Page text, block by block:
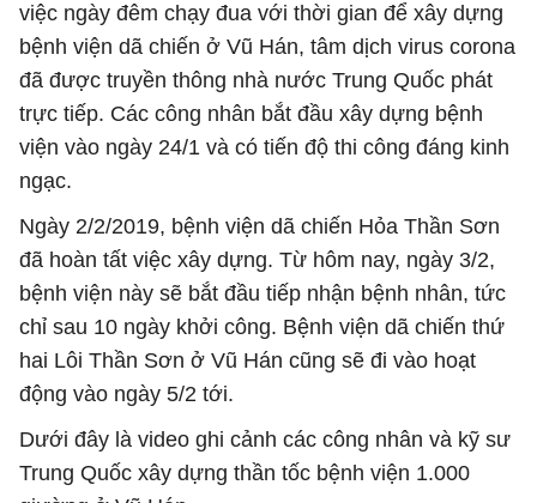
việc ngày đêm chạy đua với thời gian để xây dựng
bệnh viện dã chiến ở Vũ Hán, tâm dịch virus corona
đã được truyền thông nhà nước Trung Quốc phát
trực tiếp. Các công nhân bắt đầu xây dựng bệnh
viện vào ngày 24/1 và có tiến độ thi công đáng kinh
ngạc.
Ngày 2/2/2019, bệnh viện dã chiến Hỏa Thần Sơn
đã hoàn tất việc xây dựng. Từ hôm nay, ngày 3/2,
bệnh viện này sẽ bắt đầu tiếp nhận bệnh nhân, tức
chỉ sau 10 ngày khởi công. Bệnh viện dã chiến thứ
hai Lôi Thần Sơn ở Vũ Hán cũng sẽ đi vào hoạt
động vào ngày 5/2 tới.
Dưới đây là video ghi cảnh các công nhân và kỹ sư
Trung Quốc xây dựng thần tốc bệnh viện 1.000